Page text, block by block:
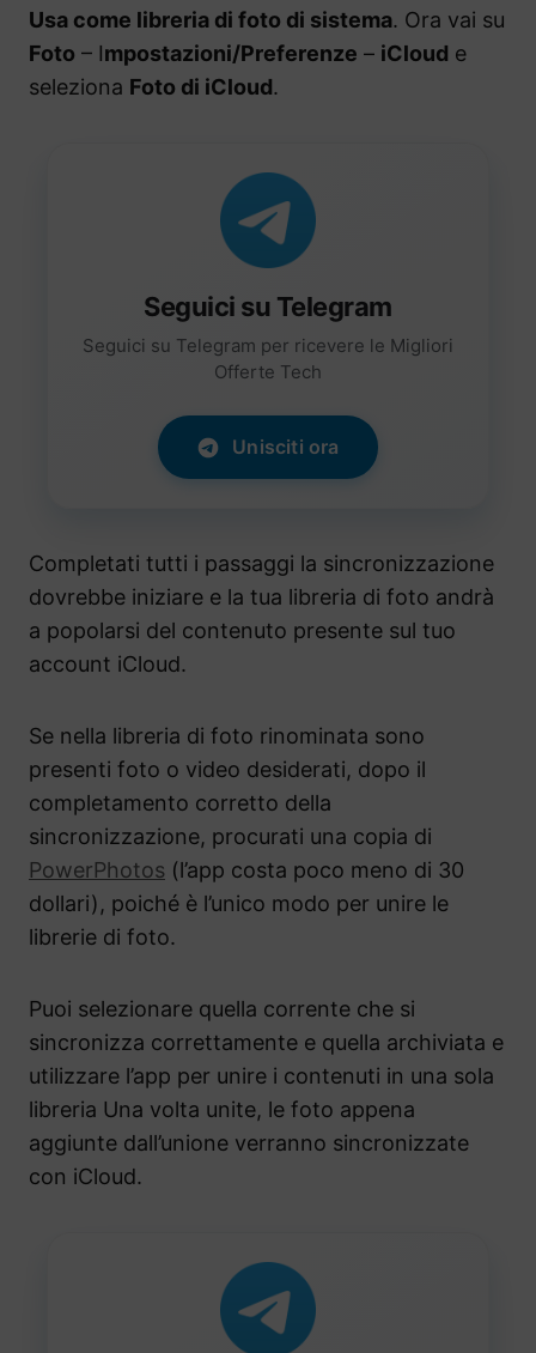
Usa come libreria di foto di sistema. Ora vai su
Foto – Impostazioni/Preferenze – iCloud e
seleziona Foto di iCloud.
Seguici su Telegram
Seguici su Telegram per ricevere le Migliori
Offerte Tech
Unisciti ora
Completati tutti i passaggi la sincronizzazione
dovrebbe iniziare e la tua libreria di foto andrà
a popolarsi del contenuto presente sul tuo
account iCloud.
Se nella libreria di foto rinominata sono
presenti foto o video desiderati, dopo il
completamento corretto della
sincronizzazione, procurati una copia di
PowerPhotos (l’app costa poco meno di 30
dollari), poiché è l’unico modo per unire le
librerie di foto.
Puoi selezionare quella corrente che si
sincronizza correttamente e quella archiviata e
utilizzare l’app per unire i contenuti in una sola
libreria Una volta unite, le foto appena
aggiunte dall’unione verranno sincronizzate
con iCloud.